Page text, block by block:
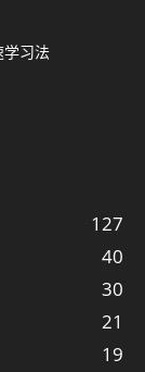
学习法
127
40
30
21
19